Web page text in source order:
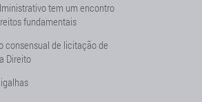
tem um encontro
fundamentais
consensual de licitação de
Direito